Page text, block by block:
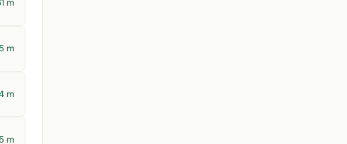
m
m
m
m